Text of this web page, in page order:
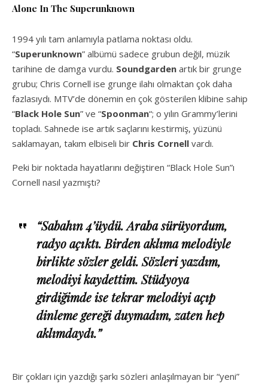
Alone In The Superunknown
1994 yılı tam anlamıyla patlama noktası oldu.
“Superunknown” albümü sadece grubun değil, müzik
tarihine de damga vurdu. Soundgarden artık bir grunge
grubu; Chris Cornell ise grunge ilahı olmaktan çok daha
fazlasıydı. MTV’de dönemin en çok gösterilen klibine sahip
“Black Hole Sun” ve “Spoonman“; o yılın Grammy’lerini
topladı. Sahnede ise artık saçlarını kestirmiş, yüzünü
saklamayan, takım elbiseli bir Chris Cornell vardı.
Peki bir noktada hayatlarını değiştiren “Black Hole Sun”ı
Cornell nasıl yazmıştı?
“Sabahın 4’üydü. Araba sürüyordum,
radyo açıktı. Birden aklıma melodiyle
birlikte sözler geldi. Sözleri yazdım,
melodiyi kaydettim. Stüdyoya
girdiğimde ise tekrar melodiyi açıp
dinleme gereği duymadım, zaten hep
aklımdaydı.”
Bir çokları için yazdığı şarkı sözleri anlaşılmayan bir “yeni”